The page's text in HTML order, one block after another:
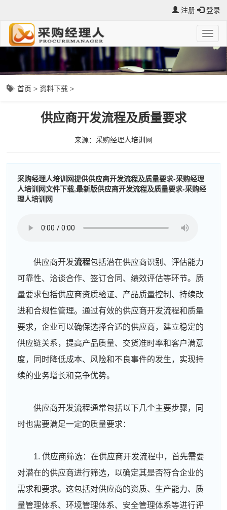
注册 登录
首页 >资料下载 >
供应商开发流程及质量要求
来源：采购经理人培训网
采购经理人培训网提供供应商开发流程及质量要求-采购经理
人培训网文件下载,最新版供应商开发流程及质量要求-采购经
理人培训网
供应商开发流程包括潜在供应商识别、评估能力
可靠性、洽谈合作、签订合同、绩效评估等环节。质
量要求包括供应商资质验证、产品质量控制、持续改
进和合规性管理。通过有效的供应商开发流程和质量
要求，企业可以确保选择合适的供应商，建立稳定的
供应链关系，提高产品质量、交货准时率和客户满意
度，同时降低成本、风险和不良事件的发生，实现持
续的业务增长和竞争优势。
供应商开发流程通常包括以下几个主要步骤，同
时也需要满足一定的质量要求：
1. 供应商筛选：在供应商开发流程中，首先需要
对潜在的供应商进行筛选，以确定其是否符合企业的
需求和要求。这包括对供应商的资质、生产能力、质
量管理体系、环境管理体系、安全管理体系等进行评